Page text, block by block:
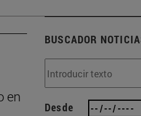
en
BUSCADOR
Desde